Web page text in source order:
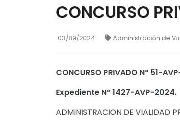
CONCURSO
03/09/2024 Administración de
CONCURSO PRIVADO Nº 51-
Expediente Nº 1427-AVP-2024.
ADMINISTRACION DE VIALIDAD